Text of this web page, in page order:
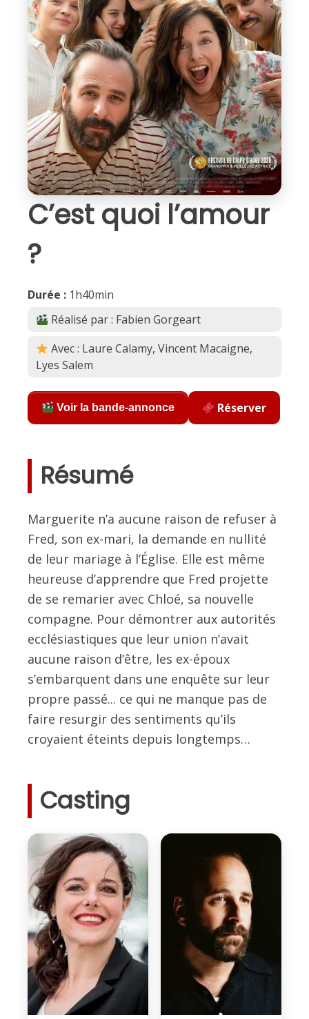
C’est quoi l’amour
?
Durée : 1h40min
Réalisé par : Fabien Gorgeart
Avec : Laure Calamy, Vincent Macaigne,
Lyes Salem
Voir la bande-annonce Réserver
Résumé
Marguerite n’a aucune raison de refuser à
Fred, son ex-mari, la demande en nullité
de leur mariage à l’Église. Elle est même
heureuse d’apprendre que Fred projette
de se remarier avec Chloé, sa nouvelle
compagne. Pour démontrer aux autorités
ecclésiastiques que leur union n’avait
aucune raison d’être, les ex-époux
s’embarquent dans une enquête sur leur
propre passé... ce qui ne manque pas de
faire resurgir des sentiments qu’ils
croyaient éteints depuis longtemps…
Casting